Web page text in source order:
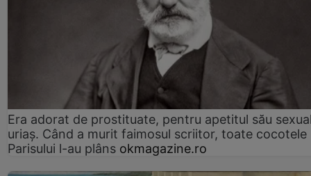
Era adorat de prostituate, pentru apetitul său
uriaș. Când a murit faimosul scriitor, toate cocotele
Parisului l-au plâns okmagazine.ro